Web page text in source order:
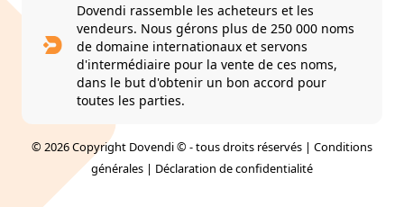
Dovendi rassemble les acheteurs et les
vendeurs. Nous gérons plus de 250 000 noms
de domaine internationaux et servons
d'intermédiaire pour la vente de ces noms,
dans le but d'obtenir un bon accord pour
toutes les parties.
© 2026 Copyright Dovendi © - tous droits réservés | Conditions
générales | Déclaration de confidentialité